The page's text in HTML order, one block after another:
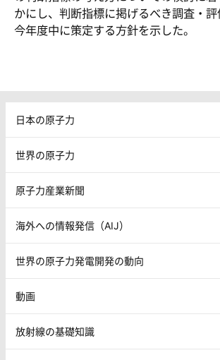
かにし、判断指標に掲げるべき調査・評
今年度中に策定する方針を示した。
日本の原子力
世界の原子力
原子力産業新聞
海外への情報発信（AIJ）
世界の原子力発電開発の動向
動画
放射線の基礎知識